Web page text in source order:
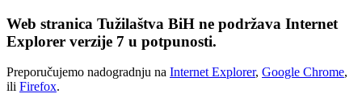
Web stranica Tužilaštva BiH ne podržava Internet
Explorer verzije 7 u potpunosti.
Preporučujemo nadogradnju na Internet Explorer, Google Chrome,
ili Firefox.